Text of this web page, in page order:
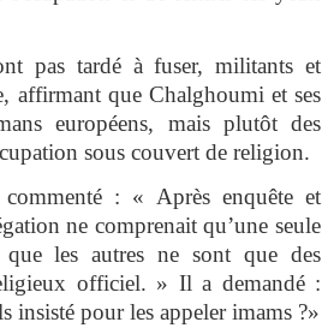
pas tardé à fuser, militants et
affirmant que Chalghoumi et ses
européens, mais plutôt des
sous couvert de religion.
commenté : « Après enquête et
ne comprenait qu’une seule
les autres ne sont que des
officiel. » Il a demandé :
insisté pour les appeler imams ?»